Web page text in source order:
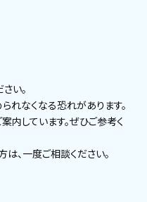
い。
れなくなる恐れがあります。
内しています。ぜひご参考く
、一度ご相談ください。